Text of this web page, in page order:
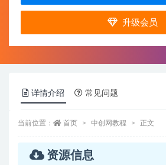
升级会员
详情介绍 常见问题
当前位置： 首页 中创网教程 正文
资源信息